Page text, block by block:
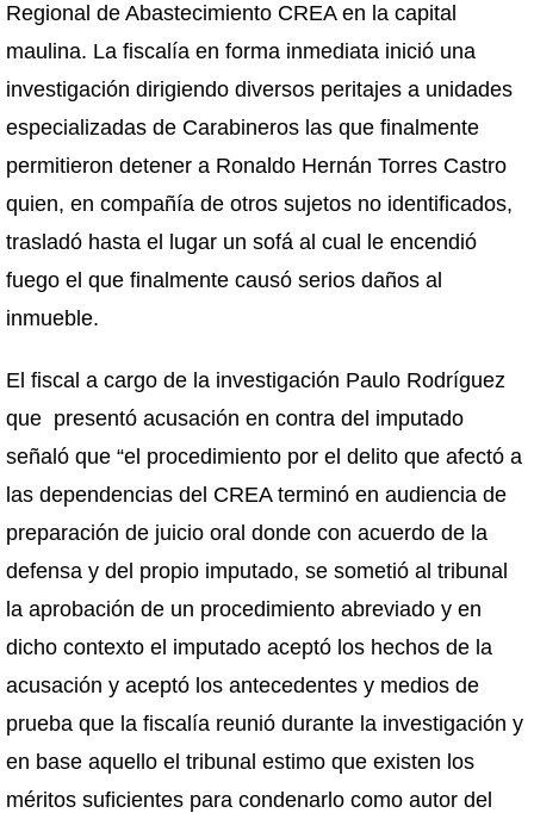
Regional de Abastecimiento CREA en la capital
maulina. La fiscalía en forma inmediata inició una
investigación dirigiendo diversos peritajes a unidades
especializadas de Carabineros las que finalmente
permitieron detener a Ronaldo Hernán Torres Castro
quien, en compañía de otros sujetos no identificados,
trasladó hasta el lugar un sofá al cual le encendió
fuego el que finalmente causó serios daños al
inmueble.
El fiscal a cargo de la investigación Paulo Rodríguez
que presentó acusación en contra del imputado
señaló que “el procedimiento por el delito que afectó a
las dependencias del CREA terminó en audiencia de
preparación de juicio oral donde con acuerdo de la
defensa y del propio imputado, se sometió al tribunal
la aprobación de un procedimiento abreviado y en
dicho contexto el imputado aceptó los hechos de la
acusación y aceptó los antecedentes y medios de
prueba que la fiscalía reunió durante la investigación y
en base aquello el tribunal estimo que existen los
méritos suficientes para condenarlo como autor del